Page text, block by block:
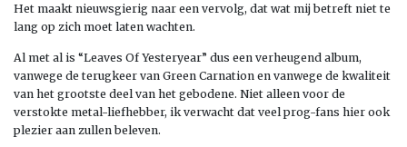
Het maakt nieuwsgierig naar een vervolg, dat wat mij betreft niet te
lang op zich moet laten wachten.
Al met al is “Leaves Of Yesteryear” dus een verheugend album,
vanwege de terugkeer van Green Carnation en vanwege de kwaliteit
van het grootste deel van het gebodene. Niet alleen voor de
verstokte metal-liefhebber, ik verwacht dat veel prog-fans hier ook
plezier aan zullen beleven.